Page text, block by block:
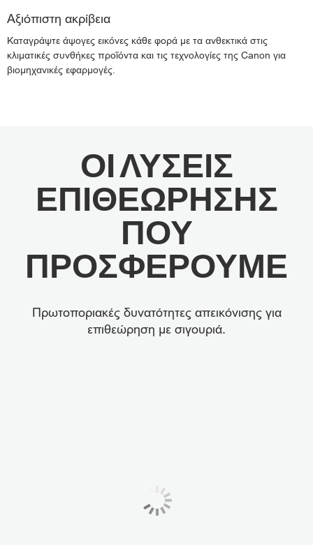
Αξιόπιστη ακρίβεια
Καταγράψτε άψογες εικόνες κάθε φορά με τα ανθεκτικά στις
κλιματικές συνθήκες προϊόντα και τις τεχνολογίες της Canon για
βιομηχανικές εφαρμογές.
ΟΙ ΛΥΣΕΙΣ
ΕΠΙΘΕΩΡΗΣΗΣ
ΠΟΥ
ΠΡΟΣΦΕΡΟΥΜΕ
Πρωτοποριακές δυνατότητες απεικόνισης για
επιθεώρηση με σιγουριά.